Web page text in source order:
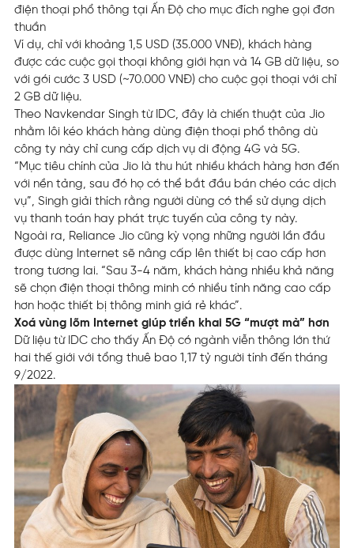
điện thoại phổ thông tại Ấn Độ cho mục đích nghe gọi đơn
thuần
Ví dụ, chỉ với khoảng 1,5 USD (35.000 VNĐ), khách hàng
được các cuộc gọi thoại không giới hạn và 14 GB dữ liệu, so
với gói cước 3 USD (~70.000 VNĐ) cho cuộc gọi thoại với chỉ
2 GB dữ liệu.
Theo Navkendar Singh từ IDC, đây là chiến thuật của Jio
nhằm lôi kéo khách hàng dùng điện thoại phổ thông dù
công ty này chỉ cung cấp dịch vụ di động 4G và 5G.
“Mục tiêu chính của Jio là thu hút nhiều khách hàng hơn đến
với nền tảng, sau đó họ có thể bắt đầu bán chéo các dịch
vụ”, Singh giải thích rằng người dùng có thể sử dụng dịch
vụ thanh toán hay phát trực tuyến của công ty này.
Ngoài ra, Reliance Jio cũng kỳ vọng những người lần đầu
được dùng Internet sẽ nâng cấp lên thiết bị cao cấp hơn
trong tương lai. “Sau 3-4 năm, khách hàng nhiều khả năng
sẽ chọn điện thoại thông minh có nhiều tính năng cao cấp
hơn hoặc thiết bị thông minh giá rẻ khác”.
Xoá vùng lõm Internet giúp triển khai 5G “mượt mà” hơn
Dữ liệu từ IDC cho thấy Ấn Độ có ngành viễn thông lớn thứ
hai thế giới với tổng thuê bao 1,17 tỷ người tính đến tháng
9/2022.